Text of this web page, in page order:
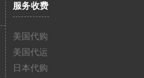
服务收费
美国代购
美国代运
日本代购